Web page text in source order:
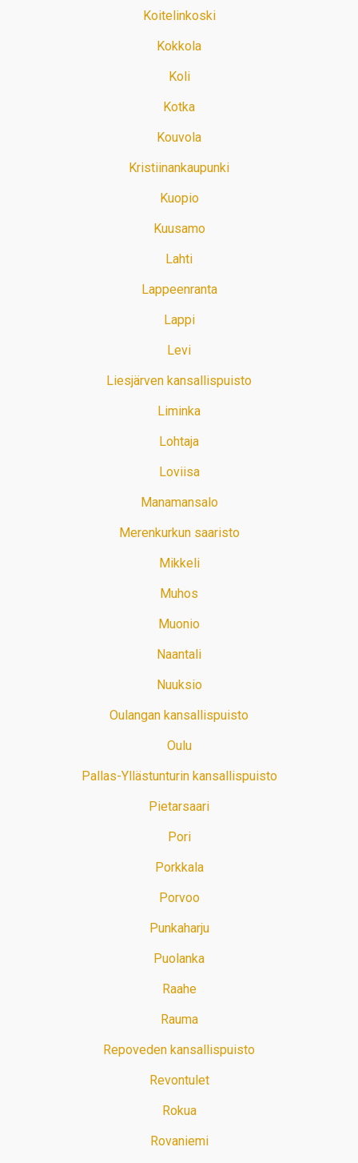
Koitelinkoski
Kokkola
Koli
Kotka
Kouvola
Kristiinankaupunki
Kuopio
Kuusamo
Lahti
Lappeenranta
Lappi
Levi
Liesjärven kansallispuisto
Liminka
Lohtaja
Loviisa
Manamansalo
Merenkurkun saaristo
Mikkeli
Muhos
Muonio
Naantali
Nuuksio
Oulangan kansallispuisto
Oulu
Pallas-Yllästunturin kansallispuisto
Pietarsaari
Pori
Porkkala
Porvoo
Punkaharju
Puolanka
Raahe
Rauma
Repoveden kansallispuisto
Revontulet
Rokua
Rovaniemi